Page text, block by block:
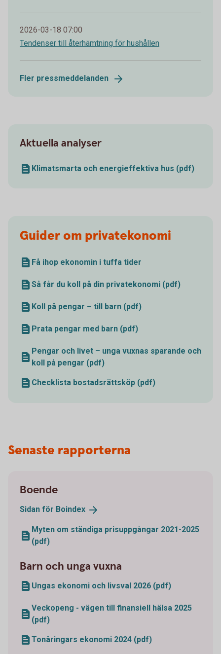
2026-03-18 07:00
Tendenser till återhämtning för hushållen
Fler pressmeddelanden
Aktuella analyser
Klimatsmarta och energieffektiva hus (pdf)
Guider om privatekonomi
Få ihop ekonomin i tuffa tider
Så får du koll på din privatekonomi (pdf)
Koll på pengar – till barn (pdf)
Prata pengar med barn (pdf)
Pengar och livet – unga vuxnas sparande och
koll på pengar (pdf)
Checklista bostadsrättsköp (pdf)
Senaste rapporterna
Boende
Sidan för Boindex
Myten om ständiga prisuppgångar 2021-2025
(pdf)
Barn och unga vuxna
Ungas ekonomi och livsval 2026 (pdf)
Veckopeng - vägen till finansiell hälsa 2025
(pdf)
Tonåringars ekonomi 2024 (pdf)